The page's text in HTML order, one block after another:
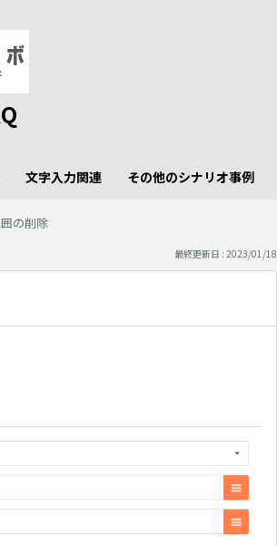
文字入力関連 その他のシナリオ事例
の削除
最終更新日 : 2023/01/18